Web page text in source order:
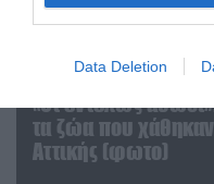
Data Deletion
06.08.2026 | 09:03
«Οι εντελώς
τα ζώα που χάθηκαν
Αττικής (φωτο)